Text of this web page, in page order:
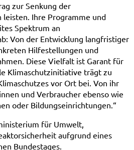
zur Senkung der
leisten. Ihre Programme und
Spektrum an
Von der Entwicklung langfristiger
Hilfestellungen und
Diese Vielfalt ist Garant für
Klimaschutzinitiative trägt zu
vor Ort bei. Von ihr
und Verbraucher ebenso wie
oder Bildungseinrichtungen.“
für Umwelt,
aufgrund eines
Bundestages.